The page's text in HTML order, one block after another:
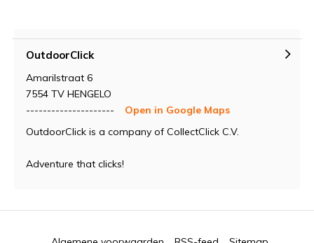
OutdoorClick
Amarilstraat 6
7554 TV HENGELO
---------------------
Open in Google Maps
OutdoorClick is a company of CollectClick C.V.
Adventure that clicks!